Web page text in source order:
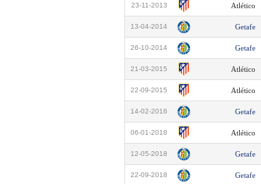
23-11-2013 Atlético
13-04-2014 Getafe
26-10-2014 Getafe
21-03-2015 Atlético
22-09-2015 Atlético
14-02-2016 Getafe
06-01-2018 Atlético
12-05-2018 Getafe
22-09-2018 Getafe